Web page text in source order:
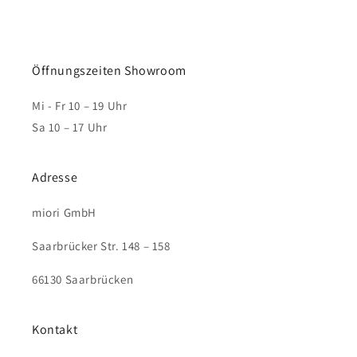
Öffnungszeiten Showroom
Mi - Fr 10 – 19 Uhr
Sa 10 – 17 Uhr
Adresse
miori GmbH
Saarbrücker Str. 148 – 158
66130 Saarbrücken
Kontakt